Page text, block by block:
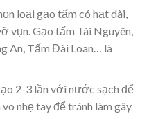
loại gạo tấm có hạt dài,
vụn. Gạo tấm Tài Nguyên,
An, Tấm Đài Loan… là
2-3 lần với nước sạch để
nhẹ tay để tránh làm gãy